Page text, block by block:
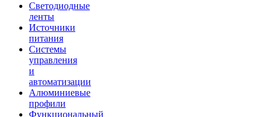
Светодиодные
ленты
Источники
питания
Системы
управления
и
автоматизации
Алюминиевые
профили
Функциональный